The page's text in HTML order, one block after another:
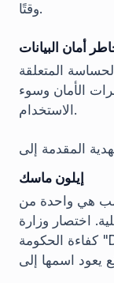
وقتًا.
المتعلقة
الأمان وسوء
الاستخدام.
المقدمة إلى
إيلون ماسك
هي واحدة من
اختصار وزارة
كفاءة الحكومة "DOGE" (وزارة كفاءة الحكومة) في
يعود اسمها إلى